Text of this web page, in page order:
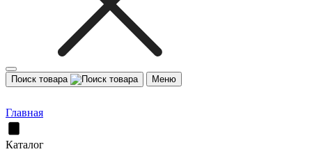
Поиск товара Меню
Главная
Каталог